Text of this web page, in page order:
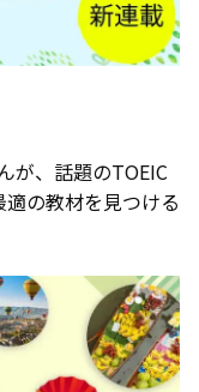
が、話題のTOEIC
の教材を見つける